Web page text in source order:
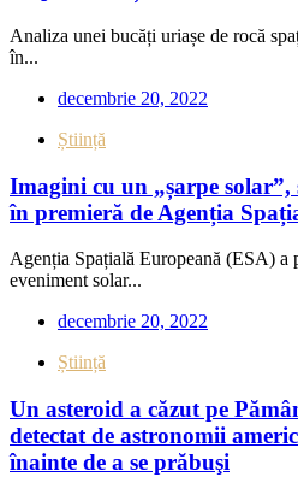
Analiza unei bucăți uriașe de rocă
în...
decembrie 20, 2022
Știință
Imagini cu un „șarpe
în premieră de Agenția
Agenția Spațială Europeană (ESA) a
eveniment solar...
decembrie 20, 2022
Știință
Un asteroid a căzut pe
detectat de astronomii
înainte de a se prăbuşi